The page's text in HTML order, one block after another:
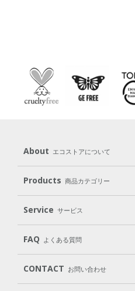
About エコストアについて
メッセージ ブランドスト
パッケージへのこだわ
Products 商品カテゴリー
Laundry
Cleaning
Body（ボディ） Hair（ヘア）
Goods （グッズ）
Service サービス
User Guide
FAQ よくある質問
CONTACT お問い合わせ